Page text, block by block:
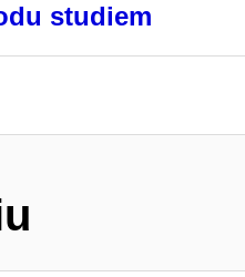
studiem